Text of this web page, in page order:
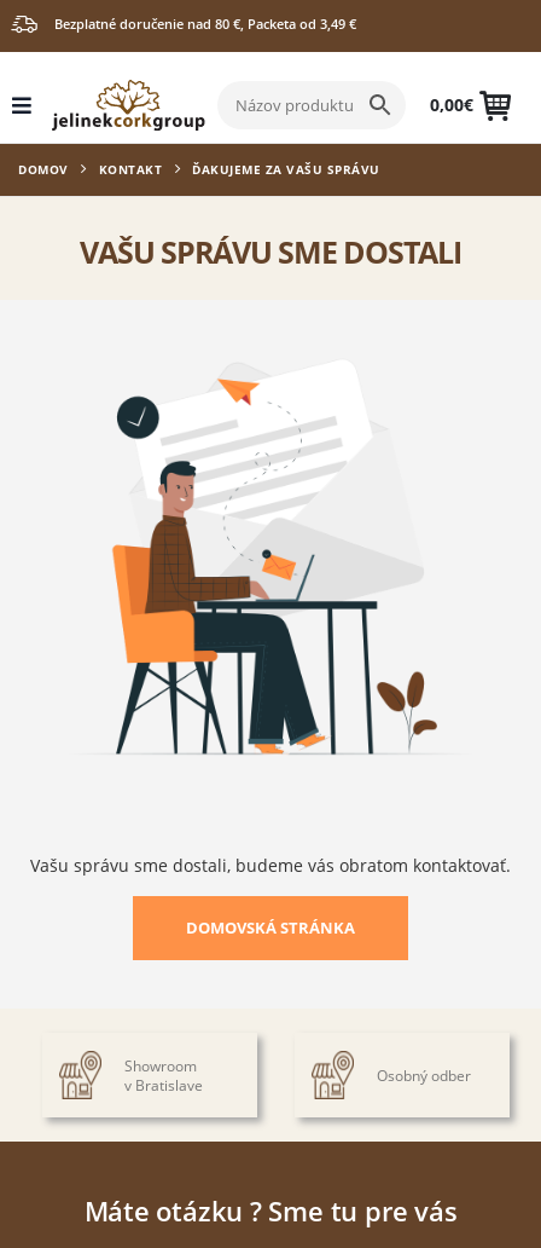
Bezplatné doručenie nad 80 €, Packeta od 3,49 €
0,00€
DOMOV KONTAKT ĎAKUJEME ZA VAŠU SPRÁVU
VAŠU SPRÁVU SME DOSTALI
Vašu správu sme dostali, budeme vás obratom kontaktovať.
DOMOVSKÁ STRÁNKA
Showroom
v Bratislave
Osobný odber
Máte otázku ? Sme tu pre vás